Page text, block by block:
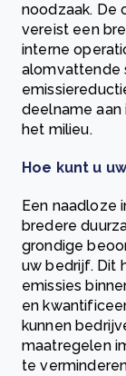
noodzaak. De
vereist een
interne
alomvattende
deelname
het milieu.
Hoe kunt u
Een naadloze
bredere
grondige
uw bedrijf. Dit
emissies
en
kunnen
maatregelen
te